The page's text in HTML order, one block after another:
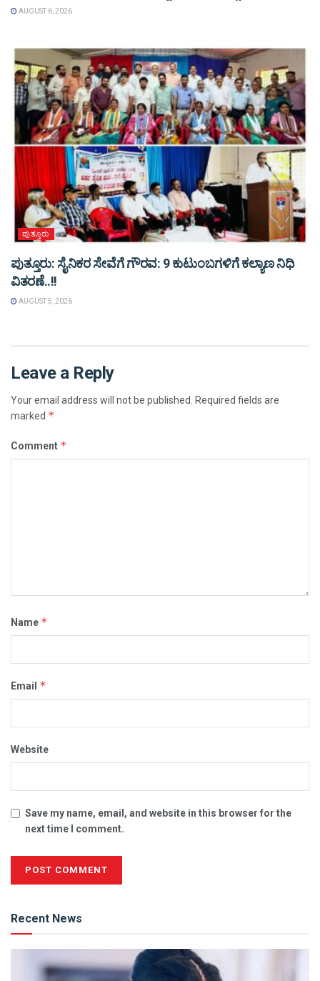
AUGUST 6, 2026
ಪುತ್ತೂರು
ಪುತ್ತೂರು: ಸೈನಿಕರ ಸೇವೆಗೆ ಗೌರವ: 9 ಕುಟುಂಬಗಳಿಗೆ ಕಲ್ಯಾಣ ನಿಧಿ
ವಿತರಣೆ..!!
AUGUST 5, 2026
Leave a Reply
Your email address will not be published. Required fields are
marked *
Comment *
Name *
Email *
Website
Save my name, email, and website in this browser for the
next time I comment.
Recent News